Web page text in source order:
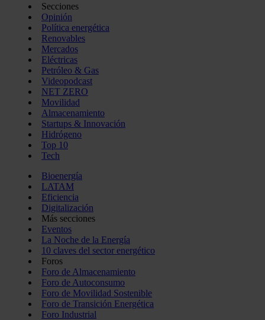
Secciones
Opinión
Política energética
Renovables
Mercados
Eléctricas
Petróleo & Gas
Videopodcast
NET ZERO
Movilidad
Almacenamiento
Startups & Innovación
Hidrógeno
Top 10
Tech
Bioenergía
LATAM
Eficiencia
Digitalización
Más secciones
Eventos
La Noche de la Energía
10 claves del sector energético
Foros
Foro de Almacenamiento
Foro de Autoconsumo
Foro de Movilidad Sostenible
Foro de Transición Energética
Foro Industrial